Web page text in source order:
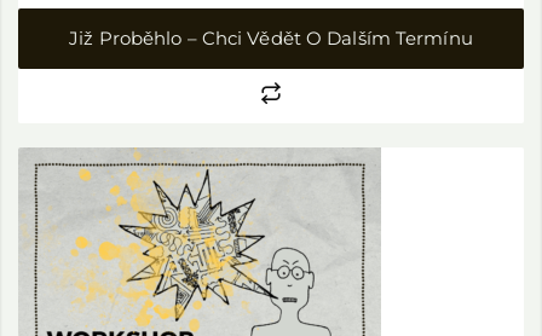
Již Proběhlo – Chci Vědět O Dalším Termínu